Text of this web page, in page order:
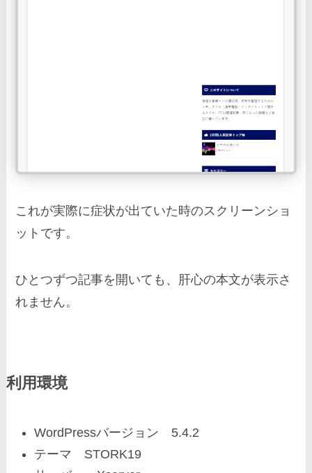
これが実際に症状が出ていた時のスクリーンショ
ットです。
ひとつずつ記事を開いても、肝心の本文が表示さ
れません。
利用環境
WordPressバージョン 5.4.2
テーマ STORK19